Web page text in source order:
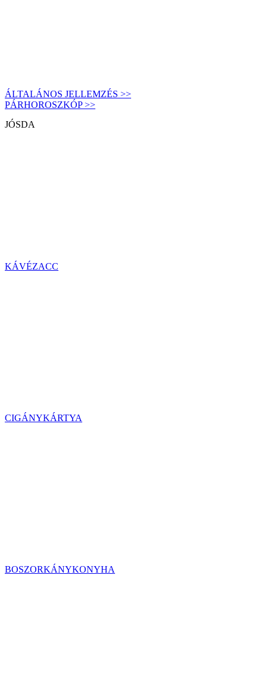
ÁLTALÁNOS JELLEMZÉS >>
PÁRHOROSZKÓP >>
JÓSDA
KÁVÉZACC
CIGÁNYKÁRTYA
BOSZORKÁNYKONYHA